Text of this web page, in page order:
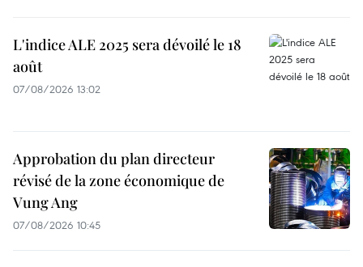
L'indice ALE 2025 sera dévoilé le 18
août
07/08/2026 13:02
Approbation du plan directeur
révisé de la zone économique de
Vung Ang
07/08/2026 10:45